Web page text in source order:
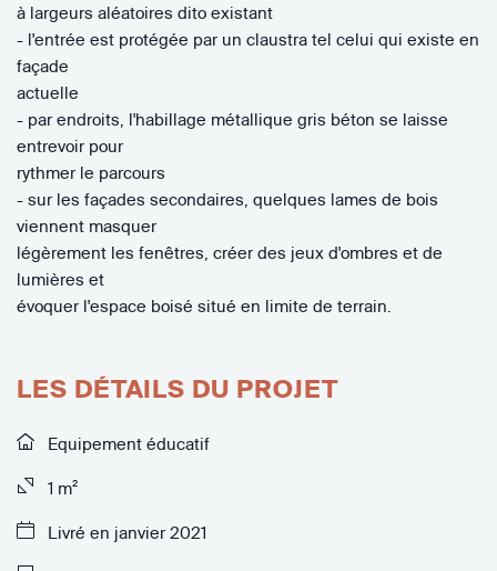
à largeurs aléatoires dito existant
- l'entrée est protégée par un claustra tel celui qui existe en
façade
actuelle
- par endroits, l'habillage métallique gris béton se laisse
entrevoir pour
rythmer le parcours
- sur les façades secondaires, quelques lames de bois
viennent masquer
légèrement les fenêtres, créer des jeux d'ombres et de
lumières et
évoquer l'espace boisé situé en limite de terrain.
LES DÉTAILS DU PROJET
Equipement éducatif
1 m²
Livré en janvier 2021